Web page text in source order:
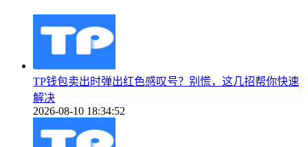
TP钱包卖出时弹出红色感叹号？别慌，这几招帮你快速
解决
2026-08-10 18:34:52